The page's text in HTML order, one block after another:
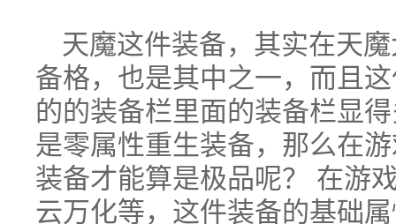
天魔这件装备，其实在天
备格，也是其中之一，而且
的的装备栏里面的装备栏显
是零属性重生装备，那么在
装备才能算是极品呢？ 在游
云万化等，这件装备的基础